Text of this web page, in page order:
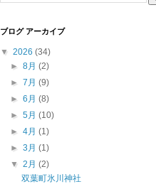
ブログ アーカイブ
▼ 2026 (34)
►8月(2)
►7月(9)
►6月(8)
►5月(10)
►4月(1)
►3月(1)
▼2月(2)
双葉町氷川神社